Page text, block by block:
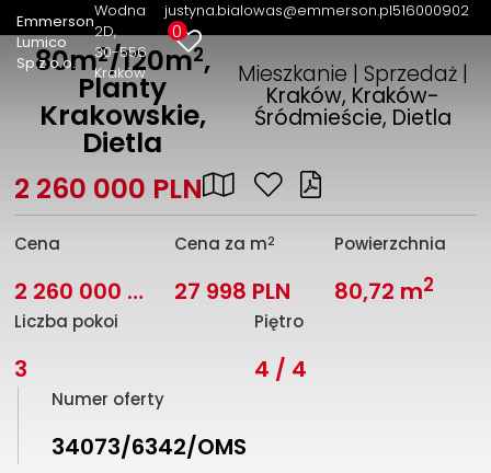
Emmerson
Lumico
Sp.z o.o.
Wodna
2D
30-556
Kraków
justyna.bialowas@emmerson.pl516000902
0
80m2/120m2,
Planty
Krakowskie,
Dietla
Mieszkanie | Sprzedaż |
Kraków, Kraków-
Śródmieście, Dietla
2 260 000 PLN
Cena
2 260 000 PLN
Cena za m2
27 998 PLN
Powierzchnia
80,72 m2
Liczba pokoi
3
Piętro
4 / 4
Numer oferty
34073/6342/OMS